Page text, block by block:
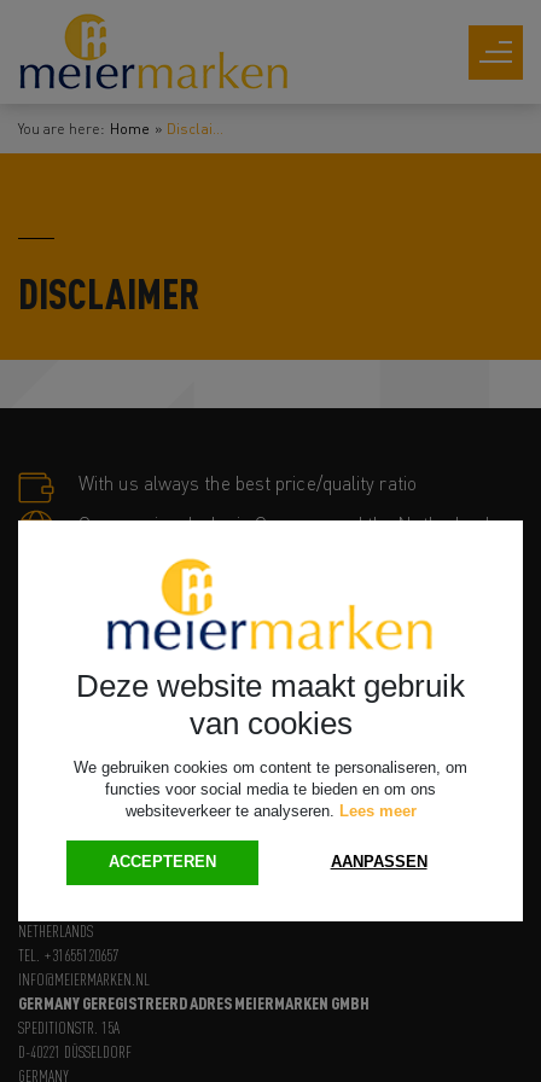
Deze website maakt gebruik
van cookies
We gebruiken cookies om content te personaliseren, om
functies voor social media te bieden en om ons
websiteverkeer te analyseren. Lees meer
ACCEPTEREN AANPASSEN
You are here: Home Disclaimer
DISCLAIMER
With us always the best price/quality ratio
Own service desks in Germany and the Netherlands
We really think along with you, also strategically
SERVICES NEWS ABOUT US
 
BENELUX SERVICE DESK
NETHERLANDS
TEL. +31655120657
INFO@MEIERMARKEN.NL
GERMANY GEREGISTREERD ADRES MEIERMARKEN GMBH
SPEDITIONSTR. 15A
D-40221 DÜSSELDORF
GERMANY